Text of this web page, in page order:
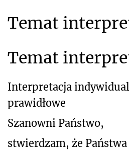
Temat
Temat
Interpretacja
prawidłowe
Szanowni Państwo,
stwierdzam, że